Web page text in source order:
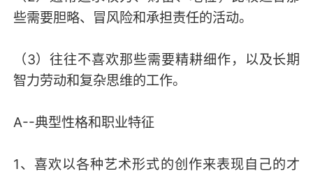
些需要胆略、冒风险和承担责任的活动。
（3）往往不喜欢那些需要精耕细作，以及长期
智力劳动和复杂思维的工作。
A--典型性格和职业特征
1、喜欢以各种艺术形式的创作来表现自己的才